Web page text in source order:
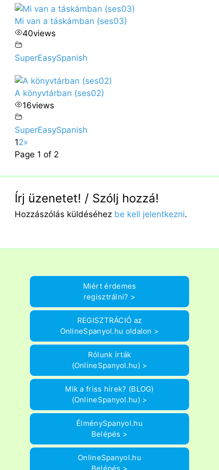
Mi van a táskámban (ses03)
40views
SuperEasySpanish
A könyvtárban (ses02)
16views
SuperEasySpanish
12»
Page 1 of 2
Írj üzenetet! / Szólj hozzá!
Hozzászólás küldéséhez be kell jelentkezni.
Miért érdemes
regisztrálni? >
REGISZTRÁCIÓ az
OnlineSpanyol.hu oldalon >
Rólunk írták
(OnlineSpanyol.hu) >
Mik a friss hírek? (BLOG)
(OnlineSpanyol.hu) >
ÉlménySpanyol.hu
Belépés >
OnlineSpanyol.hu